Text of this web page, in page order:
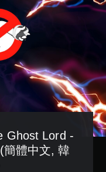
Ghost Lord -
簡體中文, 韓